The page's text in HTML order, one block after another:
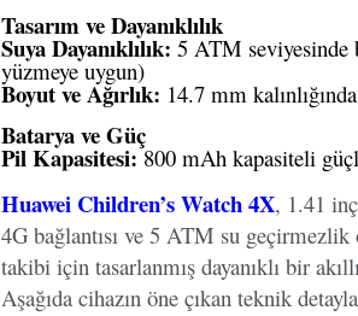
Tasarım ve Dayanıklılık
Suya Dayanıklılık: 5 ATM seviyesinde
yüzmeye uygun)
Boyut ve Ağırlık: 14.7 mm
Batarya ve Güç
Pil Kapasitesi:800 mAh kapasiteli
Huawei Children’s Watch 4X, 1.41
4G bağlantısı ve 5 ATM su
takibi için tasarlanmış dayanıklı bir
Aşağıda cihazın öne çıkan teknik